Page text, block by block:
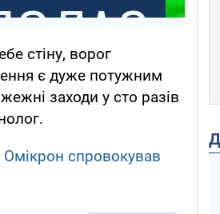
стіну, ворог
є дуже потужним
заходи у сто разів
Омікрон спровокував